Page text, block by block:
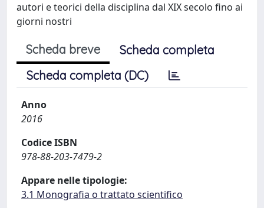
autori e teorici della disciplina dal XIX secolo fino ai
giorni nostri
Scheda breve
Scheda completa
Scheda completa (DC)
Anno
2016
Codice ISBN
978-88-203-7479-2
Appare nelle tipologie:
3.1 Monografia o trattato scientifico